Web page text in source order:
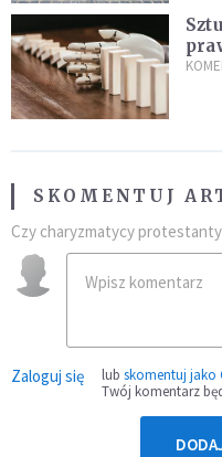
SKOMENTUJ
Czy charyzmatycy
Zaloguj się lub skomentuj jako
Twój komentarz